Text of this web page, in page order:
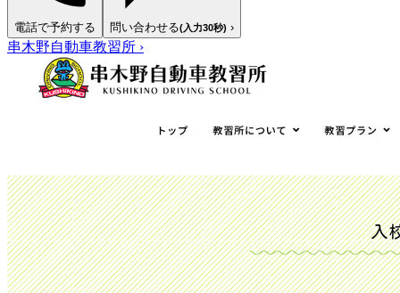
電話で予約する 問い合わせる(入力30秒) ›
串木野自動車教習所 ›